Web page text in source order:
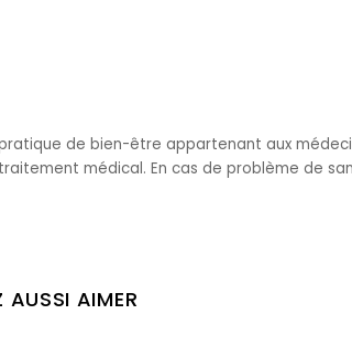
de bien-être appartenant aux
médical. En cas de problème de
AUSSI AIMER